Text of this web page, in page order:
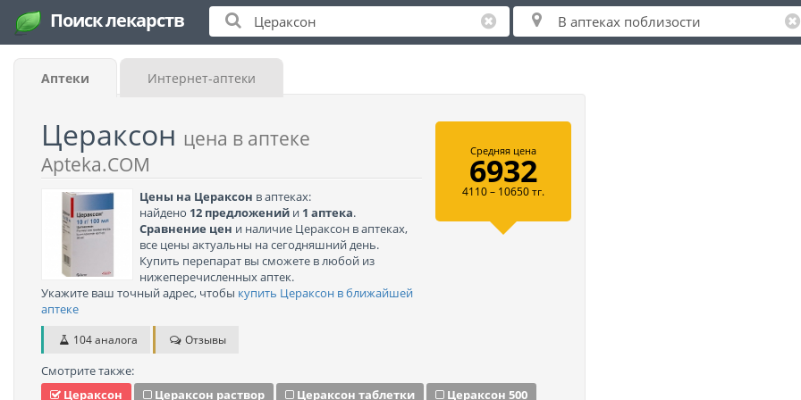
Поиск лекарств
Аптеки Интернет-аптеки
Цераксон цена в аптеке
Apteka.COM
Цены на Цераксон в аптеках:
найдено 12 предложений и 1 аптека.
Сравнение цен и наличие Цераксон в аптеках,
все цены актуальны на сегодняшний день.
Купить перепарат вы сможете в любой из
нижеперечисленных аптек.
Укажите ваш точный адрес, чтобы купить Цераксон в ближайшей
аптеке
104 аналога Отзывы
Средняя цена
6932
4110 – 10650 тг.
Смотрите также:
Цераксон
Цераксон раствор Цераксон таблетки
Цераксон 500